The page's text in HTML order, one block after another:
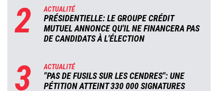
2 ACTUALITÉ
PRÉSIDENTIELLE: LE GROUPE CRÉDIT
MUTUEL ANNONCE QU'IL NE FINANCERA PAS
DE CANDIDATS À L'ÉLECTION
3 ACTUALITÉ
"PAS DE FUSILS SUR LES CENDRES": UNE
PÉTITION ATTEINT 330 000 SIGNATURES